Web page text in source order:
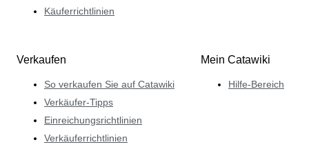
Käuferrichtlinien
Verkaufen
So verkaufen Sie auf Catawiki
Verkäufer-Tipps
Einreichungsrichtlinien
Verkäuferrichtlinien
Mein Catawiki
Hilfe-Bereich